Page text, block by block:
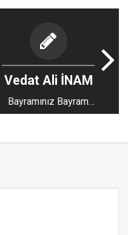
Vedat Ali İNAM
Bayramınız Bayram
Ola